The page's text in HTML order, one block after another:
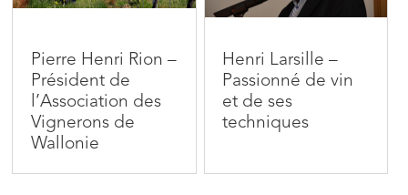
Pierre Henri Rion –
Président de
l’Association des
Vignerons de
Wallonie
Henri Larsille –
Passionné de vin
et de ses
techniques